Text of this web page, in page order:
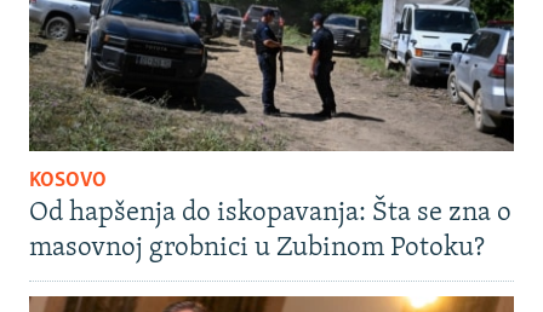
KOSOVO
Od hapšenja do iskopavanja: Šta se zna o
masovnoj grobnici u Zubinom Potoku?